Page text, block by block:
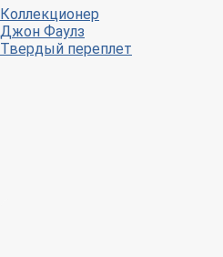
Коллекционер
Джон Фаулз
Твердый переплет